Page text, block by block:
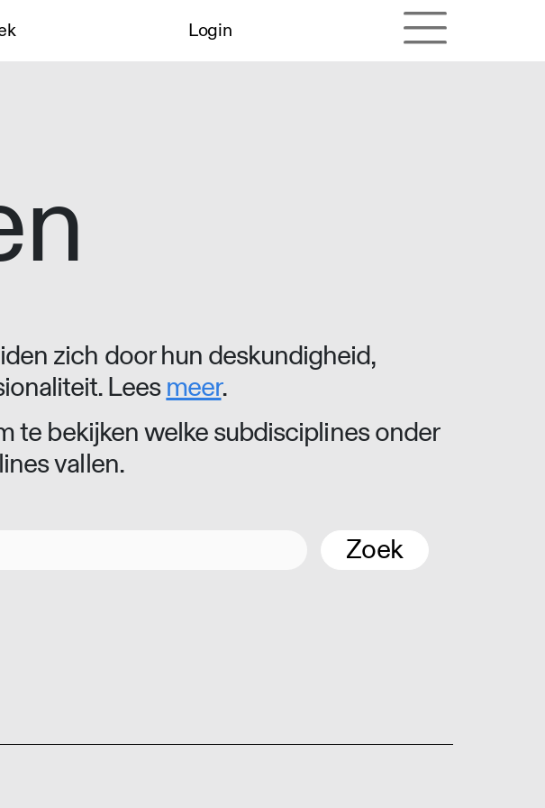
Login
zich door hun deskundigheid,
Leesmeer.
te bekijken welke subdisciplines onder
vallen.
Zoek